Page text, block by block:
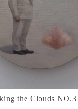
the Clouds NO.3